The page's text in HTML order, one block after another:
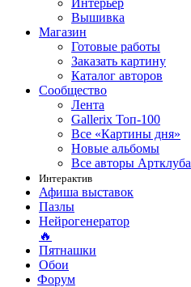
Интерьер
Вышивка
Магазин
Готовые работы
Заказать картину
Каталог авторов
Сообщество
Лента
Gallerix Топ-100
Все «Картины дня»
Новые альбомы
Все авторы Артклуба
Интерактив
Афиша выставок
Пазлы
Нейрогенератор
🔥
Пятнашки
Обои
Форум